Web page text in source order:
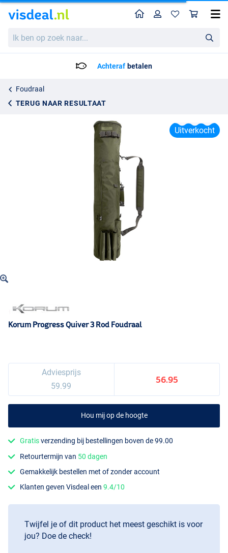
ben
HomeProfiel
Achteraf betalen
Foudraal
TERUG NAAR RESULTAAT
Korum Progress Quiver 3 Rod Foudraal
59.99
Uitverkocht
Korum Progress Quiver 3 Rod Foudraal
Adviesprijs
59.99
56.95
Hou mij op de hoogte
Gratisverzending bij bestellingen boven de 99.00
Retourtermijn van 50 dagen
Gemakkelijk bestellen met of zonder account
Klanten geven Visdeal een9.4/10
Twijfel je of dit product het meest geschikt is voor
jou? Doe de check!